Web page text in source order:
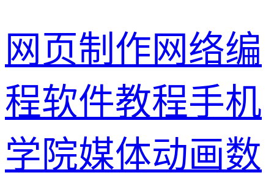
网页制作网络编
程软件教程手机
学院媒体动画数